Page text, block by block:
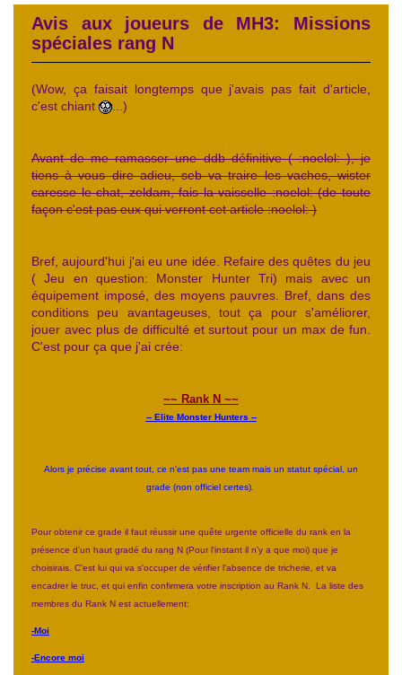
Avis aux joueurs de MH3: Missions
spéciales rang N
(Wow, ça faisait longtemps que j'avais pas fait d'article,
c'est chiant
...)
Avant de me ramasser une ddb définitive ( :noelol: ), je
tiens à vous dire adieu, seb va traire les vaches, wister
caresse le chat, zeldam, fais la vaisselle :noelol: (de toute
façon c'est pas eux qui verront cet article :noelol: )
Bref, aujourd'hui j'ai eu une idée. Refaire des quêtes du jeu
( Jeu en question: Monster Hunter Tri) mais avec un
équipement imposé, des moyens pauvres. Bref, dans des
conditions peu avantageuses, tout ça pour s'améliorer,
jouer avec plus de difficulté et surtout pour un max de fun.
C'est pour ça que j'ai crée:
~~ Rank N ~~
-- Elite Monster Hunters --
Alors je précise avant tout, ce n'est pas une team mais un statut spécial, un
grade (non officiel certes).
Pour obtenir ce grade il faut réussir une quête urgente officielle du rank en la
présence d'un haut gradé du rang N (Pour l'instant il n'y a que moi) que je
choisirais. C'est lui qui va s'occuper de vérifier l'absence de tricherie, et va
encadrer le truc, et qui enfin confirmera votre inscription au Rank N. La liste des
membres du Rank N est actuellement:
-Moi
-Encore moi